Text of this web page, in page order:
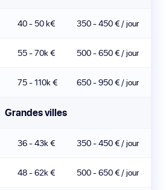
40 - 50 k€ 350 - 450 € / jour
55 - 70k € 500 - 650 € / jour
75 - 110k € 650 - 950 € / jour
Grandes villes
36 - 43k € 350 - 450 € / jour
48 - 62k € 500 - 650 € / jour